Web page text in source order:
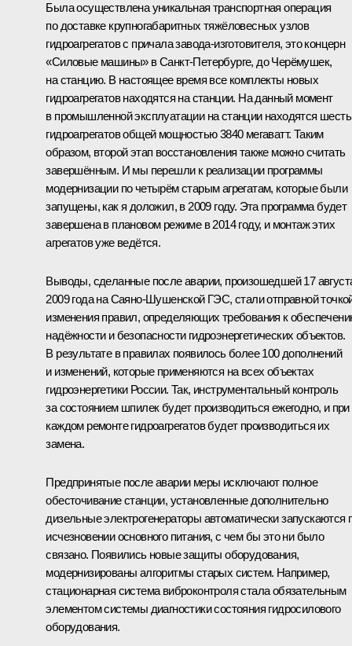
Была осуществлена уникальная транспортная операция
по доставке крупногабаритных тяжёловесных узлов
гидроагрегатов с причала завода-изготовителя, это концерн
«Силовые машины» в Санкт-Петербурге, до Черёмушек,
на станцию. В настоящее время все комплекты новых
гидроагрегатов находятся на станции. На данный момент
в промышленной эксплуатации на станции находятся шесть
гидроагрегатов общей мощностью 3840 мегаватт. Таким
образом, второй этап восстановления также можно считать
завершённым. И мы перешли к реализации программы
модернизации по четырём старым агрегатам, которые были
запущены, как я доложил, в 2009 году. Эта программа будет
завершена в плановом режиме в 2014 году, и монтаж этих
агрегатов уже ведётся.
Выводы, сделанные после аварии, произошедшей 17
2009 года на Саяно-Шушенской ГЭС, стали отправной
изменения правил, определяющих требования к
надёжности и безопасности гидроэнергетических объектов.
В результате в правилах появилось более 100 дополнений
и изменений, которые применяются на всех объектах
гидроэнергетики России. Так, инструментальный контроль
за состоянием шпилек будет производиться ежегодно, и при
каждом ремонте гидроагрегатов будет производиться их
замена.
Предпринятые после аварии меры исключают полное
обесточивание станции, установленные дополнительно
дизельные электрогенераторы автоматически запускаются
исчезновении основного питания, с чем бы это ни было
связано. Появились новые защиты оборудования,
модернизированы алгоритмы старых систем. Например,
стационарная система виброконтроля стала обязательным
элементом системы диагностики состояния гидросилового
оборудования.